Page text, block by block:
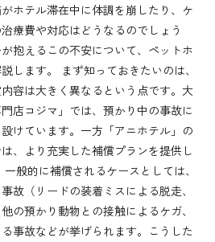
ホテル滞在中に体調を崩したり、ケ
療費や対応はどうなるのでしょう
抱えるこの不安について、ペットホ
します。 まず知っておきたいのは、
容は大きく異なるという点です。大
店コジマ」では、預かり中の事故に
けています。一方「アニホテル」の
、より充実した補償プランを提供し
般的に補償されるケースとしては、
故（リードの装着ミスによる脱走、
の預かり動物との接触によるケガ、
事故などが挙げられます。こうした